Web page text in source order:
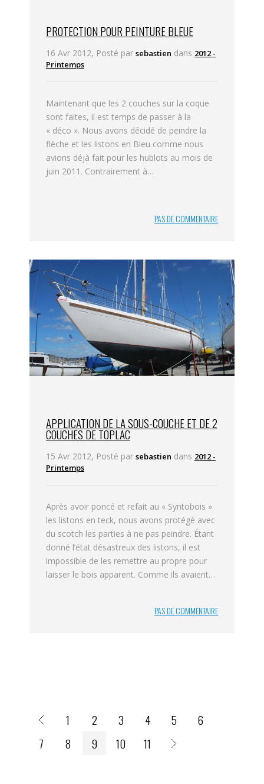
PROTECTION POUR PEINTURE BLEUE
16 Avr 2012, Posté par sebastien dans 2012 -
Printemps
Maintenant que les 2 couches sur la coque
sont faites, il est temps de passer à la
« déco ». Nous avons décidé de peindre la
flèche et les listons en Bleu comme nous
avions déjà fait pour les hublots au mois de
juin 2011. Contrairement à…
PAS DE COMMENTAIRE
APPLICATION DE LA SOUS-COUCHE ET DE 2
COUCHES DE TOPLAC
15 Avr 2012, Posté par sebastien dans 2012 -
Printemps
Après avoir poncé et refait au « Syntobois »
les listons en teck, nous avons protégé avec
du scotch les parties à ne pas peindre. Étant
donné l’état désastreux des listons, il est
impossible de les remettre au propre pour
laisser le bois apparent. Comme ils avaient…
PAS DE COMMENTAIRE
1 2 3 4 5
6
7
8 9 10 11